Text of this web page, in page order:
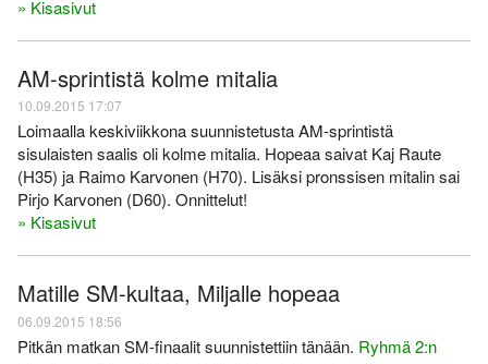
» Kisasivut
AM-sprintistä kolme mitalia
10.09.2015 17:07
Loimaalla keskiviikkona suunnistetusta AM-sprintistä
sisulaisten saalis oli kolme mitalia. Hopeaa saivat Kaj Raute
(H35) ja Raimo Karvonen (H70). Lisäksi pronssisen mitalin sai
Pirjo Karvonen (D60). Onnittelut!
» Kisasivut
Matille SM-kultaa, Miljalle hopeaa
06.09.2015 18:56
Pitkän matkan SM-finaalit suunnistettiin tänään. Ryhmä 2:n